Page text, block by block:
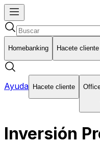
Homebanking Hacete cliente
Ayuda Hacete cliente
Inversión